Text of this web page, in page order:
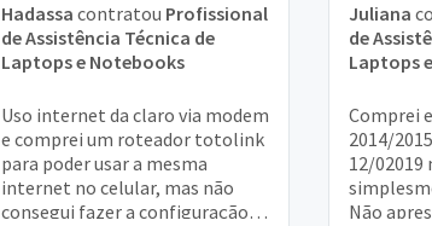
Hadassa contratou Profissional
de Assistência Técnica de
Laptops e Notebooks
Uso internet da claro via modem
e comprei um roteador totolink
para poder usar a mesma
internet no celular, mas não
consegui fazer a configuração
Juliana
de
Laptops
Comprei
2014/
12/
Não